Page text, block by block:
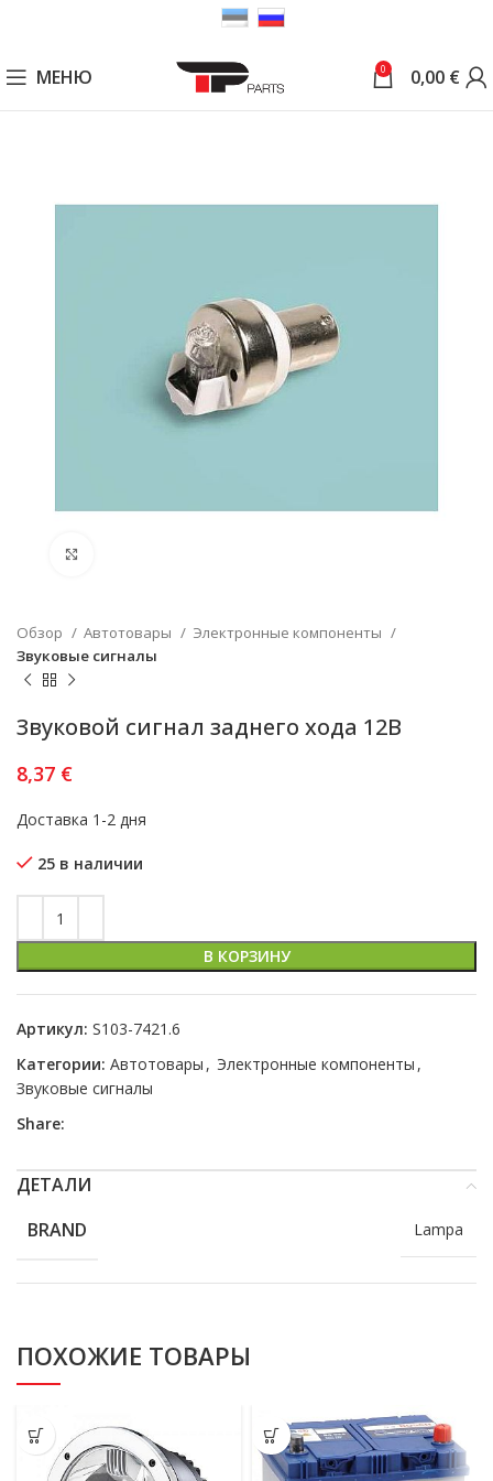
МЕНЮ 0 0,00 €
Обзор Автотовары
Электронные компоненты
Звуковые сигналы
Звуковой сигнал заднего хода 12В
8,37 €
Доставка 1-2 дня
25 в наличии
В КОРЗИНУ
Артикул: S103-7421.6
Категории: Автотовары , Электронные компоненты ,
Звуковые сигналы
Share:
ДЕТАЛИ
BRAND
Lampa
ПОХОЖИЕ ТОВАРЫ